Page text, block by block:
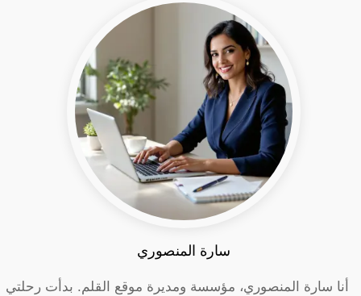
سارة المنصوري
أنا سارة المنصوري، مؤسسة ومديرة موقع القلم. بدأت رحلتي